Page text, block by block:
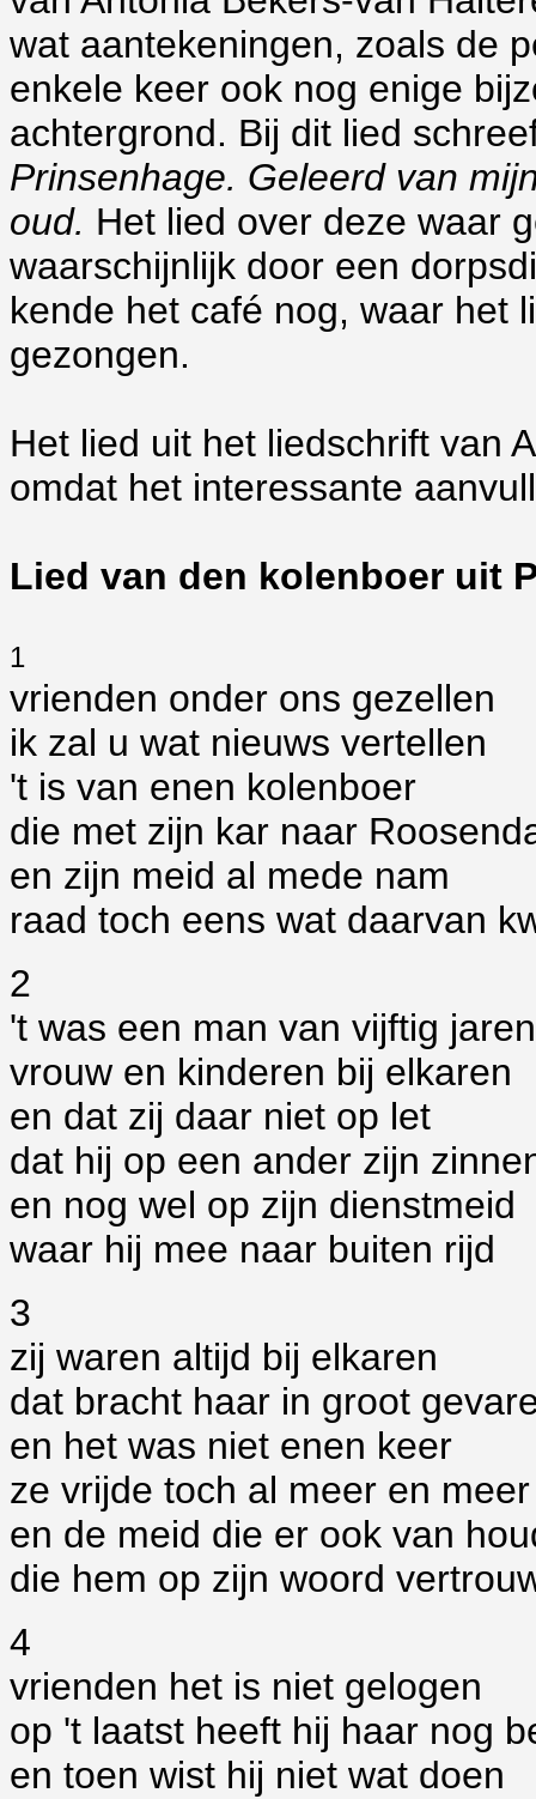
wat aantekeningen, zoals de
enkele keer ook nog enige
achtergrond. Bij dit lied
Prinsenhage. Geleerd van
oud. Het lied over deze waar
waarschijnlijk door een dorps
kende het café nog, waar het
gezongen.
Het lied uit het liedschrift van
omdat het interessante
Lied van den kolenboer uit
1
vrienden onder ons gezellen
ik zal u wat nieuws vertellen
't is van enen kolenboer
die met zijn kar naar
en zijn meid al mede nam
raad toch eens wat daarvan
2
't was een man van vijftig jaren
vrouw en kinderen bij elkaren
en dat zij daar niet op let
dat hij op een ander zijn
en nog wel op zijn dienstmeid
waar hij mee naar buiten rijd
3
zij waren altijd bij elkaren
dat bracht haar in groot
en het was niet enen keer
ze vrijde toch al meer en meer
en de meid die er ook van
die hem op zijn woord
4
vrienden het is niet gelogen
op 't laatst heeft hij haar nog
en toen wist hij niet wat doen